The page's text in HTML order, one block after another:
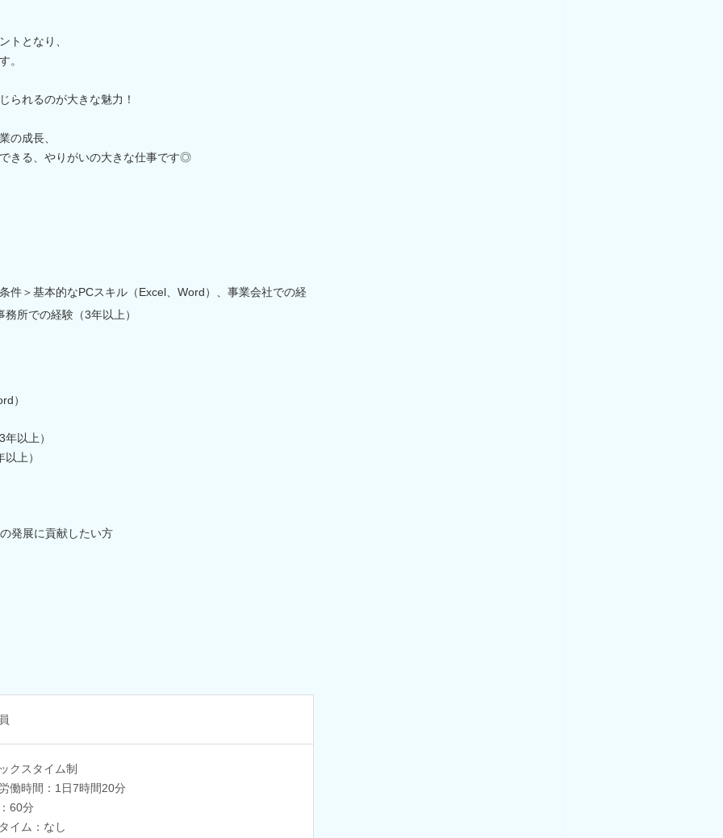
トとなり、
。
られるのが大きな魅力！
の成長、
きる、やりがいの大きな仕事です◎
件＞基本的なPCスキル（Excel、Word）、事業会社での経
所での経験（3年以上）
）
以上）
上）
発展に貢献したい方
クスタイム制
働時間：1日7時間20分
60分
イム：なし